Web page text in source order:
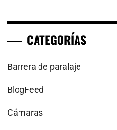
CATEGORÍAS
Barrera de paralaje
BlogFeed
Cámaras